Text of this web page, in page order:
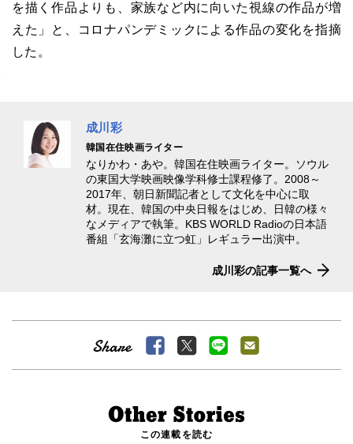
を描く作品よりも、家族など内に向いた視線の作品が増
えた」と、コロナパンデミックによる作品の変化を指摘
した。
成川彩
韓国在住映画ライター
なりかわ・あや。韓国在住映画ライター。ソウル
の東国大学映画映像学科修士課程修了。2008～
2017年、朝日新聞記者として文化を中心に取
材。現在、韓国の中央日報をはじめ、日韓の様々
なメディアで執筆。KBS WORLD Radioの日本語
番組「玄海灘に立つ虹」レギュラー出演中。
成川彩の記事一覧へ
この連載を読む